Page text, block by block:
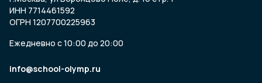
ИНН 7714461592
ОГРН 1207700225963
Ежедневно с 10:00 до 20:00
info@school-olymp.ru